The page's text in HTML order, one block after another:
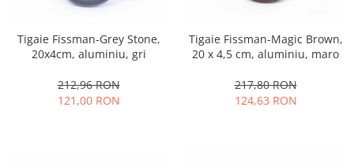
Tigaie Fissman-Grey Stone,
20x4cm, aluminiu, gri
212,96 RON
121,00 RON
Tigaie Fissman-Magic Brown,
20 x 4,5 cm, aluminiu, maro
217,80 RON
124,63 RON